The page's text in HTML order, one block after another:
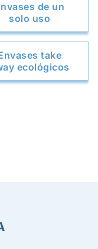
de un
solo uso
take
ecológicos